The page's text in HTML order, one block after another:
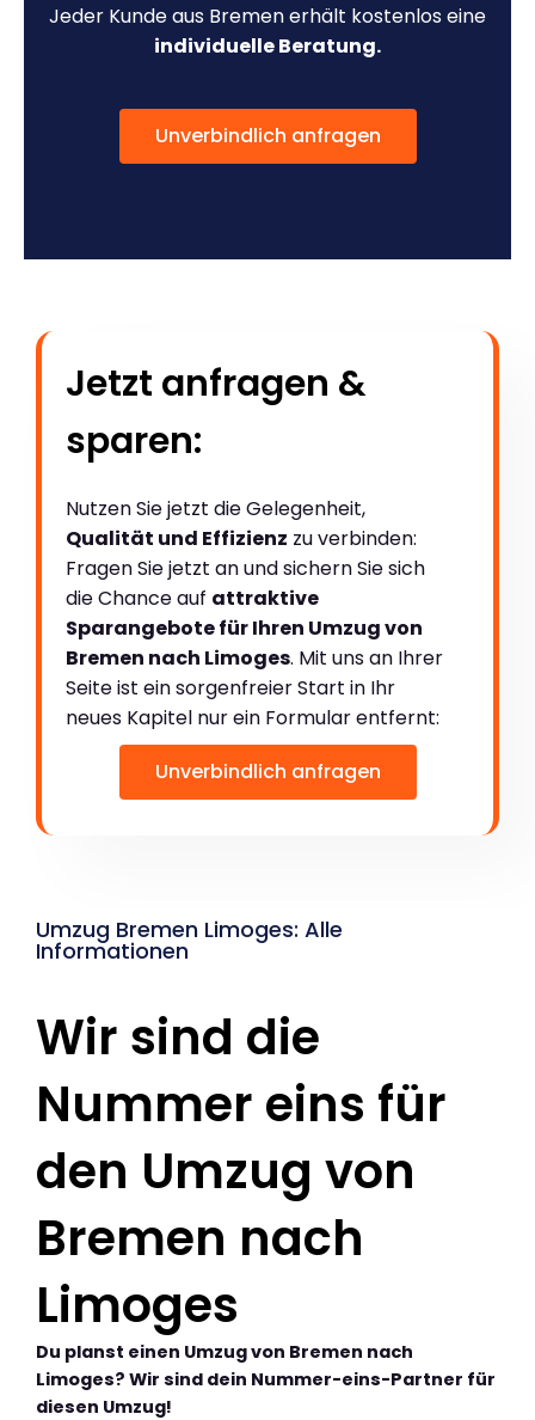
Jeder Kunde aus Bremen erhält kostenlos eine
individuelle Beratung.
Unverbindlich anfragen
Jetzt anfragen &
sparen:
Nutzen Sie jetzt die Gelegenheit,
Qualität und Effizienz zu verbinden:
Fragen Sie jetzt an und sichern Sie sich
die Chance auf attraktive
Sparangebote für Ihren Umzug von
Bremen nach Limoges. Mit uns an Ihrer
Seite ist ein sorgenfreier Start in Ihr
neues Kapitel nur ein Formular entfernt:
Unverbindlich anfragen
Umzug Bremen Limoges: Alle
Informationen
Wir sind die
Nummer eins für
den Umzug von
Bremen nach
Limoges
Du planst einen Umzug von Bremen nach
Limoges? Wir sind dein Nummer-eins-Partner für
diesen Umzug!